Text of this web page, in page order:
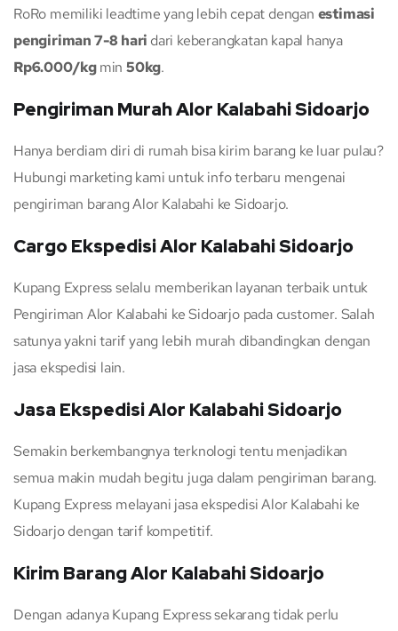
RoRo memiliki leadtime yang lebih cepat dengan estimasi
pengiriman 7-8 hari dari keberangkatan kapal hanya
Rp6.000/kgmin50kg.
Pengiriman Murah Alor Kalabahi Sidoarjo
Hanya berdiam diri di rumah bisa kirim barang ke luar pulau?
Hubungi marketing kami untuk info terbaru mengenai
pengiriman barang Alor Kalabahi ke Sidoarjo.
Cargo Ekspedisi Alor Kalabahi Sidoarjo
Kupang Express selalu memberikan layanan terbaik untuk
Pengiriman Alor Kalabahi ke Sidoarjo pada customer. Salah
satunya yakni tarif yang lebih murah dibandingkan dengan
jasa ekspedisi lain.
Jasa Ekspedisi Alor Kalabahi Sidoarjo
Semakin berkembangnya terknologi tentu menjadikan
semua makin mudah begitu juga dalam pengiriman barang.
Kupang Express melayani jasa ekspedisi Alor Kalabahi ke
Sidoarjo dengan tarif kompetitif.
Kirim Barang Alor Kalabahi Sidoarjo
Dengan adanya Kupang Express sekarang tidak perlu